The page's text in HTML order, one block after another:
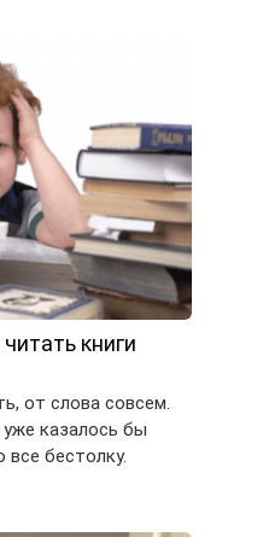
книги
от слова совсем.
казалось бы
бестолку.